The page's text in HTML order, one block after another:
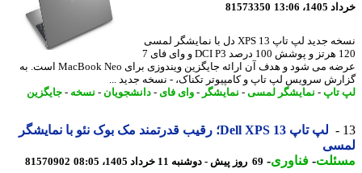
13:06
81573350
نسخه جدید لپ تاپ XPS 13 دل با نمایشگر لمسی
120 هرتز و پوشش 100 درصد DCI P3 و وای فای 7
عرضه می شود و هدف آن ارائه جایگزین ویندوزی برای MacBook Neo است. به
سرویس لپ تاپ و کامپیوتر تکناک، - نسخه جدید ...
-نمایشگر لمسی-نمایشگر-وای فای-دانشجویان-نسخه-جایگزین
لپ تاپ Dell XPS 13؛ رقیب قدرتمند مک بوک نئو با نمایشگر
-فناوری- 69 روز پیش - دوشنبه 11 خرداد 1405، 08:05 81570902